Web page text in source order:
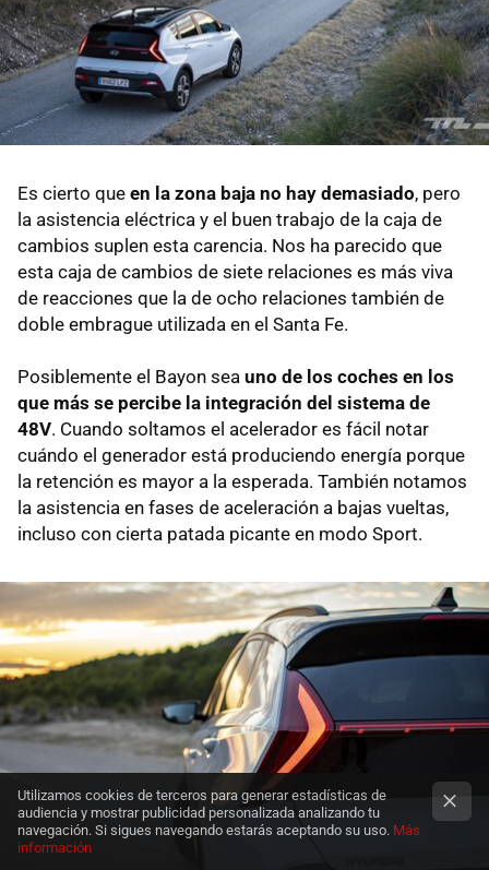
Es cierto que en la zona baja no hay demasiado, pero
la asistencia eléctrica y el buen trabajo de la caja de
cambios suplen esta carencia. Nos ha parecido que
esta caja de cambios de siete relaciones es más viva
de reacciones que la de ocho relaciones también de
doble embrague utilizada en el Santa Fe.
Posiblemente el Bayon sea uno de los coches en los
que más se percibe la integración del sistema de
48V. Cuando soltamos el acelerador es fácil notar
cuándo el generador está produciendo energía porque
la retención es mayor a la esperada. También notamos
la asistencia en fases de aceleración a bajas vueltas,
incluso con cierta patada picante en modo Sport.
Utilizamos cookies de terceros para generar estadísticas de
audiencia y mostrar publicidad personalizada analizando tu
navegación. Si sigues navegando estarás aceptando su uso. Más
información